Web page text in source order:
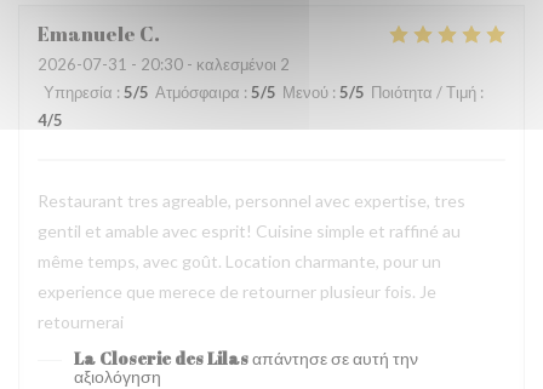
Emanuele C
2026-07-31 - 20:30 - καλεσμένοι 2
Υπηρεσία : 5/5 Ατμόσφαιρα : 5/5 Μενού : 5/5 Ποιότητα / Τιμή :
4/5
Restaurant tres agreable, personnel avec expertise, tres
gentil et amable avec esprit! Cuisine simple et raffiné au
même temps, avec goût. Location charmante, pour un
experience que merece de retourner plusieur fois. Je
retournerai
La Closerie des Lilasαπάντησε σε αυτή την
αξιολόγηση